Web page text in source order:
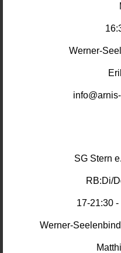
Werner-
SG Stern
RB:Di/
17-21:30
Werner-